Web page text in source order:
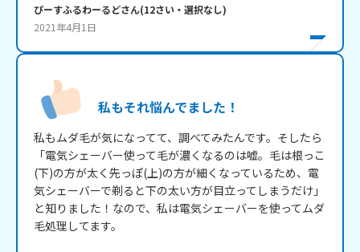
ぴーすふるわーるどさん(12さい・ 選択なし)
2021年4月1日
私もそれ悩んでました！
私もムダ毛が気になってて、調べてみたんです。そしたら
「電気シェーバー使って毛が濃くなるのは嘘。毛は根っこ
(下)の方が太く先っぽ(上)の方が細くなっているため、電
気シェーバーで剃ると下の太い方が目立ってしまうだけ」
と知りました！なので、私は電気シェーバーを使ってムダ
毛処理してます。